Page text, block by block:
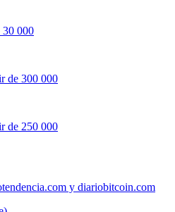
30 000
de 300 000
de 250 000
y diariobitcoin.com